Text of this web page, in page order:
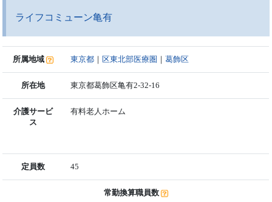
ライフコミューン亀有
所属地域 東京都 ｜区東北部医療圏 ｜葛飾区
所在地 東京都葛飾区亀有2-32-16
介護サービ
ス
有料老人ホーム
定員数 45
常勤換算職員数